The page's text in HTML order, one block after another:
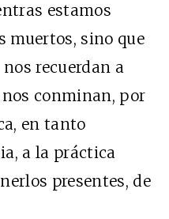
estamos
muertos, sino que
recuerdan a
conminan, por
en tanto
a la práctica
presentes, de